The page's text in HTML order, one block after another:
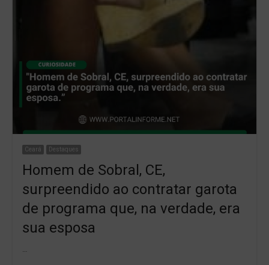
Ceará Destaques
Homem de Sobral, CE,
surpreendido ao contratar garota
de programa que, na verdade, era
sua esposa
…